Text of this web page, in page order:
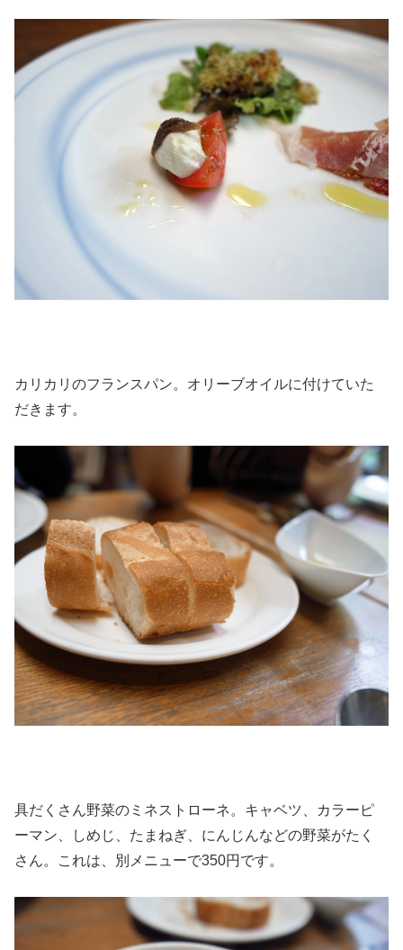
カリカリのフランスパン。オリーブオイルに付けていた
だきます。
具だくさん野菜のミネストローネ。キャベツ、カラーピ
ーマン、しめじ、たまねぎ、にんじんなどの野菜がたく
さん。これは、別メニューで350円です。